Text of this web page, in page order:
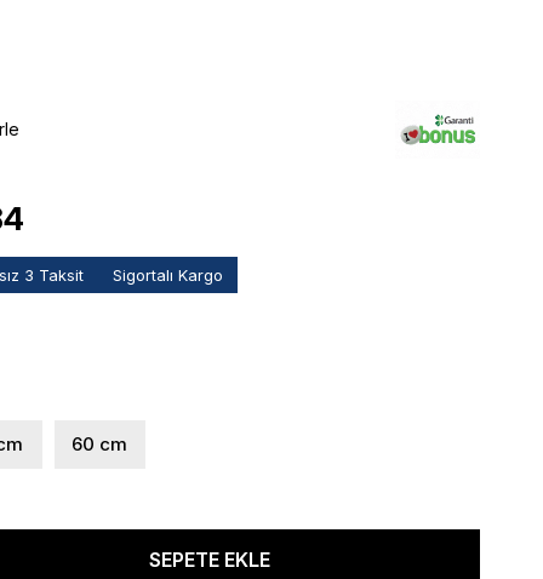
3 Taksit Sigortalı Kargo
60 cm